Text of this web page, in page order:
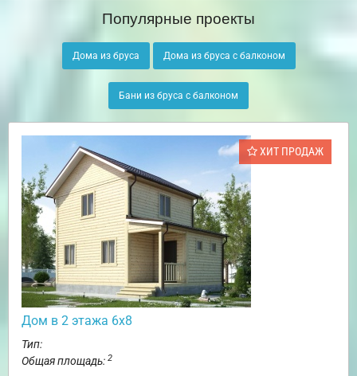
Популярные проекты
Дома из бруса Дома из бруса с балконом
Бани из бруса с балконом
ХИТ ПРОДАЖ
Дом в 2 этажа 6х8
Тип:
Общая площадь: 2